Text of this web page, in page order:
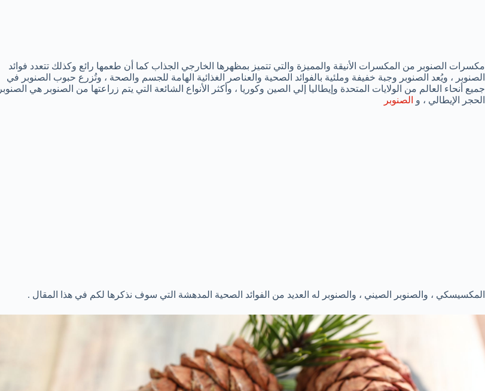
مكسرات الصنوبر من المكسرات الأنيقة والمميزة والتي تتميز بمظهرها الخارجي الجذاب كما أن طعمها رائع وكذلك تتعدد فوائد
الصنوبر ، ويُعد الصنوبر وجبة خفيفة وملئية بالفوائد الصحية والعناصر الغذائية الهامة للجسم والصحة ، وتُزرع حبوب الصنوبر في
جميع أنحاء العالم من الولايات المتحدة وإيطاليا إلي الصين وكوريا ، وأكثر الأنواع الشائعة التي يتم زراعتها من الصنوبر هي الصنوبر
الحجر الإيطالي ، و الصنوبر
المكسيسكي ، والصنوبر الصيني ، والصنوبر له العديد من الفوائد الصحية المدهشة التي سوف نذكرها لكم في هذا المقال .